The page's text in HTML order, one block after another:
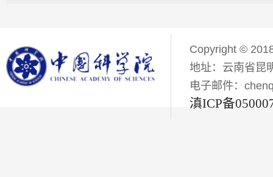
Copyright ©
地址：云南省昆
电子邮件：
滇ICP备